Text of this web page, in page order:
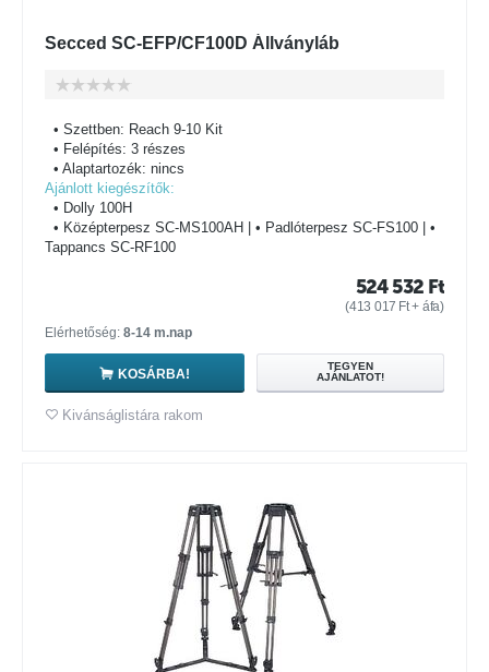
Secced SC-EFP/CF100D Állványláb
• Szettben: Reach 9-10 Kit
• Felépítés: 3 részes
• Alaptartozék: nincs
Ajánlott kiegészítők:
• Dolly 100H
• Középterpesz SC-MS100AH | • Padlóterpesz SC-FS100 | •
Tappancs SC-RF100
524 532 Ft
(413 017 Ft+ áfa)
Elérhetőség: 8-14 m.nap
KOSÁRBA!
TEGYEN
AJÁNLATOT!
Kivánságlistára rakom